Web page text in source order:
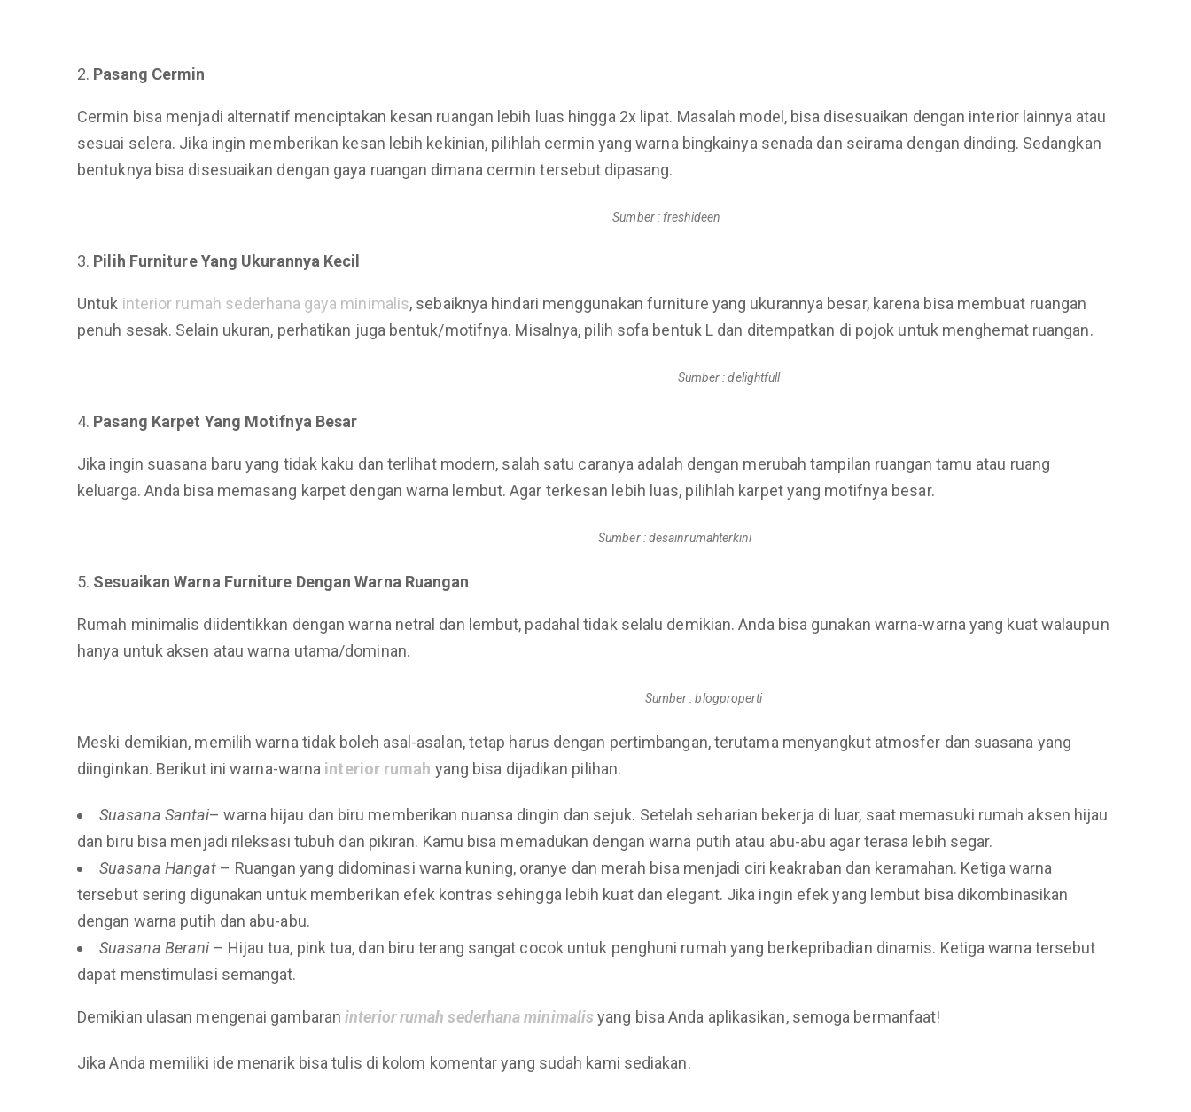
Pasang Cermin
Cermin bisa menjadi alternatif menciptakan kesan ruangan lebih luas hingga 2x lipat. Masalah model, bisa disesuaikan dengan interior lainnya atau
sesuai selera. Jika ingin memberikan kesan lebih kekinian, pilihlah cermin yang warna bingkainya senada dan seirama dengan dinding. Sedangkan
bentuknya bisa disesuaikan dengan gaya ruangan dimana cermin tersebut dipasang.
Sumber : freshideen
Pilih Furniture Yang Ukurannya Kecil
Untuk interior rumah sederhana gaya minimalis, sebaiknya hindari menggunakan furniture yang ukurannya besar, karena bisa membuat ruangan
penuh sesak. Selain ukuran, perhatikan juga bentuk/motifnya. Misalnya, pilih sofa bentuk L dan ditempatkan di pojok untuk menghemat ruangan.
Sumber : delightfull
Pasang Karpet Yang Motifnya Besar
Jika ingin suasana baru yang tidak kaku dan terlihat modern, salah satu caranya adalah dengan merubah tampilan ruangan tamu atau ruang
keluarga. Anda bisa memasang karpet dengan warna lembut. Agar terkesan lebih luas, pilihlah karpet yang motifnya besar.
Sumber : desainrumahterkini
Sesuaikan Warna Furniture Dengan Warna Ruangan
Rumah minimalis diidentikkan dengan warna netral dan lembut, padahal tidak selalu demikian. Anda bisa gunakan warna-warna yang kuat walaupun
hanya untuk aksen atau warna utama/dominan.
Sumber : blogproperti
Meski demikian, memilih warna tidak boleh asal-asalan, tetap harus dengan pertimbangan, terutama menyangkut atmosfer dan suasana yang
diinginkan. Berikut ini warna-warna interior rumah yang bisa dijadikan pilihan.
Suasana Santai– warna hijau dan biru memberikan nuansa dingin dan sejuk. Setelah seharian bekerja di luar, saat memasuki rumah aksen hijau
dan biru bisa menjadi rileksasi tubuh dan pikiran. Kamu bisa memadukan dengan warna putih atau abu-abu agar terasa lebih segar.
Suasana Hangat – Ruangan yang didominasi warna kuning, oranye dan merah bisa menjadi ciri keakraban dan keramahan. Ketiga warna
tersebut sering digunakan untuk memberikan efek kontras sehingga lebih kuat dan elegant. Jika ingin efek yang lembut bisa dikombinasikan
dengan warna putih dan abu-abu.
Suasana Berani – Hijau tua, pink tua, dan biru terang sangat cocok untuk penghuni rumah yang berkepribadian dinamis. Ketiga warna tersebut
dapat menstimulasi semangat.
Demikian ulasan mengenai gambaraninterior rumah sederhana minimalisyang bisa Anda aplikasikan, semoga bermanfaat!
Jika Anda memiliki ide menarik bisa tulis di kolom komentar yang sudah kami sediakan.